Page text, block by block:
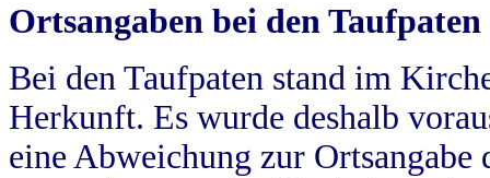
Ortsangaben bei den Taufpaten
Bei den Taufpaten stand im
Herkunft. Es wurde deshalb
eine Abweichung zur